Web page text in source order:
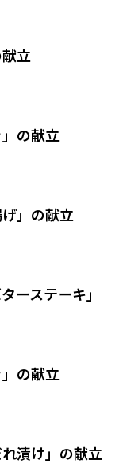
立
の献立
」の献立
ーステーキ」
の献立
れ漬け」の献立